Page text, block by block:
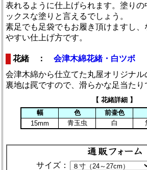
表れるように仕上げられます。塗りの
ックスな塗りと言えるでしょう。
素足でも足袋でもお履き頂けますし
やすい仕上げ方です。
花緒 ：会津木綿花緒・白ツボ
会津木綿から仕立てた丸屋オリジナル
裏地は罠ですので、滑らかな足当たり
【 花緒詳細 】
幅
色 前壷色
15mm
青玉虫 白
サイズ：